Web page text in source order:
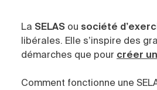
La SELAS ou société
libérales. Elle s’inspire des
démarches que pour créer
Comment fonctionne une